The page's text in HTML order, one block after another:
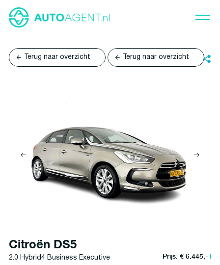
Terug naar overzicht Terug naar overzicht
Citroën DS5
2.0 Hybrid4 Business Executive
Prijs: € 6.445,-l